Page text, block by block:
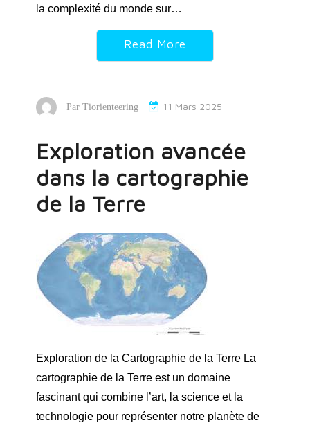
la complexité du monde sur…
Read More
Par Tiorienteering 11 Mars 2025
Exploration avancée
dans la cartographie
de la Terre
Exploration de la Cartographie de la Terre La
cartographie de la Terre est un domaine
fascinant qui combine l’art, la science et la
technologie pour représenter notre planète de